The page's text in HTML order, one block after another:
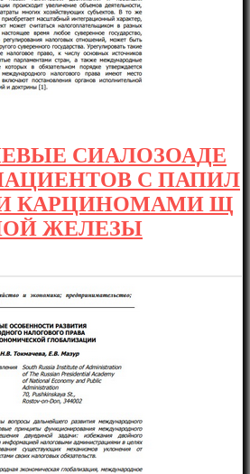
СИАЛОЗОАДЕ
С ПАПИЛ
КАРЦИНОМАМИ Щ
ЖЕЛЕЗЫ